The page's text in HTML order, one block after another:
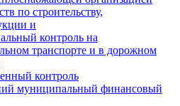
по строительству,
и
контроль на
транспорте и в дорожном
контроль
муниципальный финансовый